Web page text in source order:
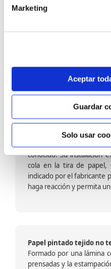
Marketing
Aceptar
Guardar
Solo usar
barniz multiadherente
fuegos, se recomienda
dado que el frotar en
colocación es cola en
colocación es fácil rápida y
Papel pintado calidad
Formado por una capa
conocido. Su instalación
cola en la tira de papel,
indicado por el fabricante
haga reacción y permita
Papel pintado tejido no
Formado por una lámina
prensadas y la